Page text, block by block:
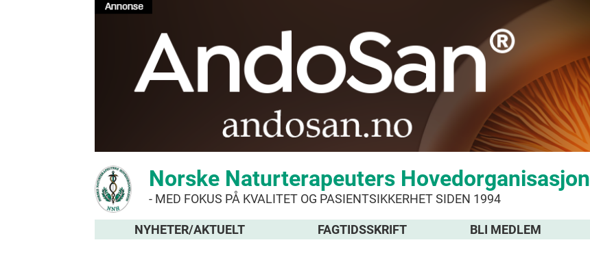
Norske Naturterapeuters Hovedorganisasjon
- MED FOKUS PÅ KVALITET OG PASIENTSIKKERHET SIDEN 1994
NYHETER/AKTUELT FAGTIDSSKRIFT BLI MEDLEM